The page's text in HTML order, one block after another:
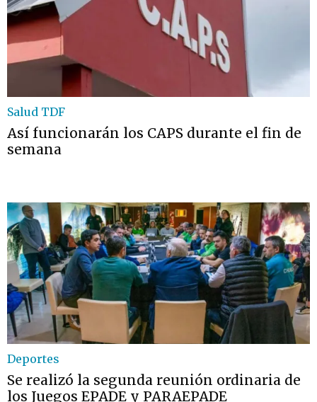
Salud TDF
Así funcionarán los CAPS durante el fin de
semana
Deportes
Se realizó la segunda reunión ordinaria de
los Juegos EPADE y PARAEPADE